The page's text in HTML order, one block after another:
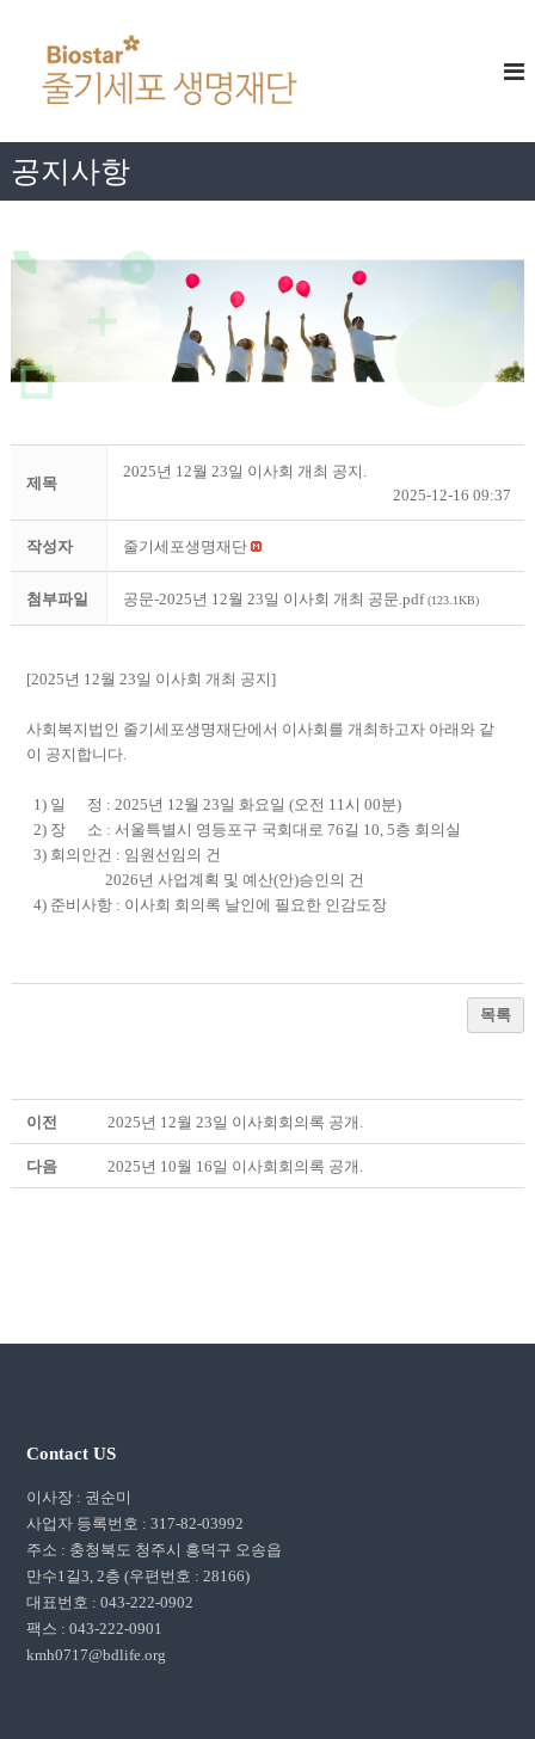
공지사항
제목
2025년 12월 23일 이사회 개최 공지.
2025-12-16 09:37
작성자 줄기세포생명재단
첨부파일 공문-2025년 12월 23일 이사회 개최 공문.pdf(123.1KB)
[2025년 12월 23일 이사회 개최 공지]
사회복지법인 줄기세포생명재단에서 이사회를 개최하고자 아래와 같
이 공지합니다.
1) 일 정 : 2025년 12월 23일 화요일 (오전 11시 00분)
2) 장 소 : 서울특별시 영등포구 국회대로 76길 10, 5층 회의실
3) 회의안건 : 임원선임의 건
2026년 사업계획 및 예산(안)승인의 건
4) 준비사항 : 이사회 회의록 날인에 필요한 인감도장
목록
이전 2025년 12월 23일 이사회회의록 공개.
다음 2025년 10월 16일 이사회회의록 공개.
Contact US
이사장 : 권순미
사업자 등록번호 : 317-82-03992
주소 : 충청북도 청주시 흥덕구 오송읍
만수1길3, 2층 (우편번호 : 28166)
대표번호 : 043-222-0902
팩스 : 043-222-0901
kmh0717@bdlife.org